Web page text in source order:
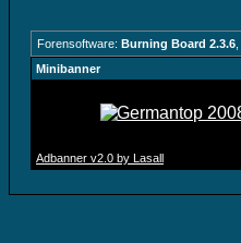
Forensoftware: Burning Board 2.3.6
Minibanner
Adbanner v2.0 by Lasall